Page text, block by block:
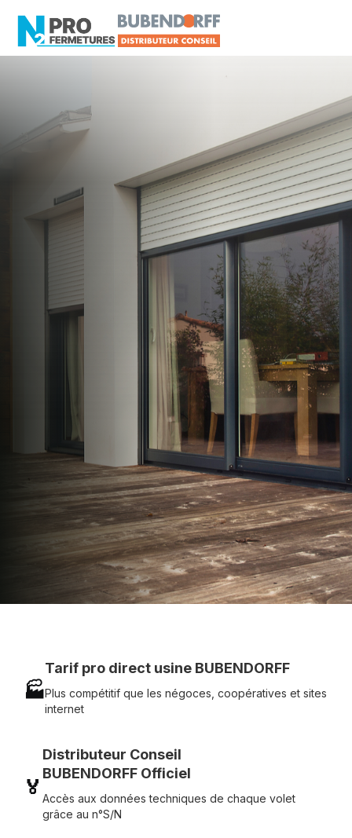
Distributeur Conseil
BUBENDORFF
Bouguenais
Artisan, Menuisier, TPE ou PME proche de
Bouguenais ?
N2PRO Fermetures est votre référent Distributeur
Conseil BUBENDORFF officiel pour vous
apporter : Tarifs directs usines sans minimum
d'achat - Assistance technique chantier et
service réactif avec simplicité.
07 83 35 69 17
MON DEVIS MOTEUR
Voir tous nos produits
🏭
Tarif pro direct usine BUBENDORFF
Plus compétitif que les négoces, coopératives et sites
internet
🏅
Distributeur Conseil
BUBENDORFF Officiel
Accès aux données techniques de chaque volet
grâce au n°S/N